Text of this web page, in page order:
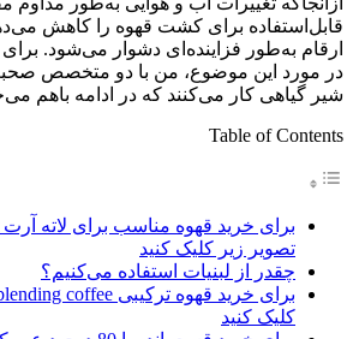
قابل‌استفاده برای کشت قهوه را کاهش
ارقام به‌طور فزاینده‌ای دشوار می‌شود.
در مورد این موضوع، من با دو متخصص
شیر گیاهی کار می‌کنند که در ادامه باهم
Table of Contents
تصویر زیر کلیک کنید
چقدر از لبنیات استفاده می‌کنیم؟
کلیک کنید